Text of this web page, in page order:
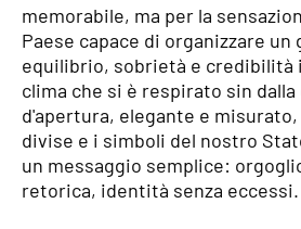
memorabile, ma per la
Paese capace di organizzare
equilibrio, sobrietà e credibilità
clima che si è respirato sin
d'apertura, elegante e
divise e i simboli del nostro
un messaggio semplice:
retorica, identità senza eccessi.